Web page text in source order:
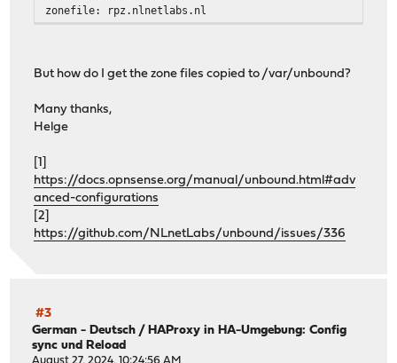
zonefile: rpz.nlnetlabs.nl
But how do I get the zone files copied to /var/unbound?
Many thanks,
Helge
[1]
https://docs.opnsense.org/manual/unbound.html#adv
anced-configurations
[2]
https://github.com/NLnetLabs/unbound/issues/336
#3
German - Deutsch /HAProxy in HA-Umgebung: Config
sync und Reload